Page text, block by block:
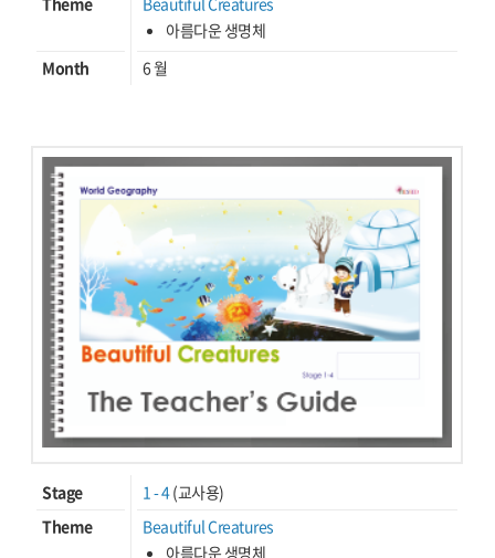
아름다운 생명체
Month
6 월
Stage 1 - 4(교사용)
Theme
Beautiful Creatures
아름다운 생명체